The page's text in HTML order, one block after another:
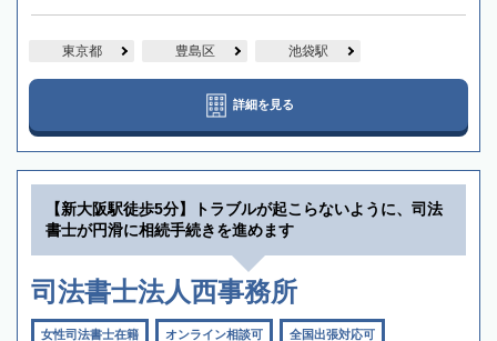
東京都 豊島区 池袋駅
詳細を見る
【新大阪駅徒歩5分】トラブルが起こらないように、司法
書士が円滑に相続手続きを進めます
司法書士法人西事務所
女性司法書士在籍 オンライン相談可 全国出張対応可